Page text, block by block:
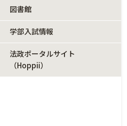
図書館
学部入試情報
法政ポータルサイト
（Hoppii）